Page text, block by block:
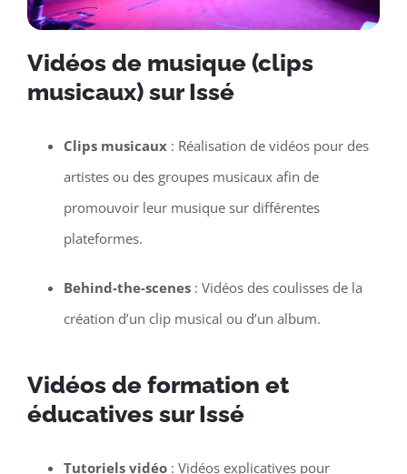
Vidéos de musique (clips
musicaux) sur Issé
Clips musicaux: Réalisation de vidéos pour des
artistes ou des groupes musicaux afin de
promouvoir leur musique sur différentes
plateformes.
Behind-the-scenes: Vidéos des coulisses de la
création d’un clip musical ou d’un album.
Vidéos de formation et
éducatives sur Issé
Tutoriels vidéo: Vidéos explicatives pour